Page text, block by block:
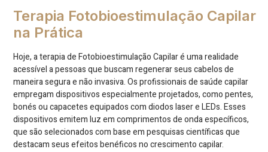
Terapia Fotobioestimulação Capilar
na Prática
Hoje, a terapia de Fotobioestimulação Capilar é uma realidade
acessível a pessoas que buscam regenerar seus cabelos de
maneira segura e não invasiva. Os profissionais de saúde capilar
empregam dispositivos especialmente projetados, como pentes,
bonés ou capacetes equipados com diodos laser e LEDs. Esses
dispositivos emitem luz em comprimentos de onda específicos,
que são selecionados com base em pesquisas científicas que
destacam seus efeitos benéficos no crescimento capilar.